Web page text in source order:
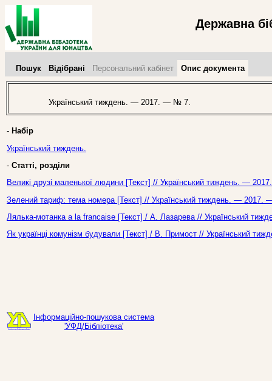
Державна
Пошук Відібрані Персональний кабінет Опис документа
Український тиждень. — 2017. — № 7.
- Набір
Український тиждень.
- Статті, розділи
Великі друзі маленької людини [Текст] // Український тиждень. —
Зелений тариф: тема номера [Текст] // Український тиждень. —
Лялька-мотанка a la francaise [Текст] / А. Лазарева // Український
Як українці комунізм будували [Текст] / В. Примост // Український
Інформаційно-пошукова система
'УФД/Бібліотека'